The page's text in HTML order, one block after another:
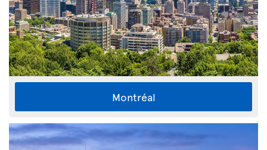
Montréal